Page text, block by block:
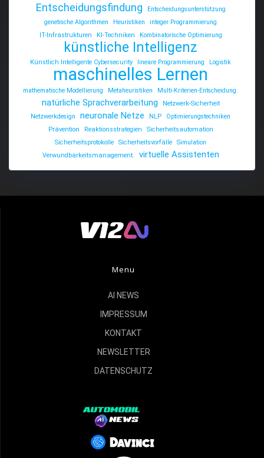
Entscheidungsfindung
Entscheidungsunterstützung
genetische Algorithmen
Heuristiken
integer Programmierung
IT-Infrastrukturen
KI-Techniken Kombinatorische Optimierung
künstliche Intelligenz
Künstlich Intelligente Cybersecurity lineare Programmierung Logistik
maschinelles Lernen
mathematische Modellierung Metaheuristiken Multi-Kriterien-Entscheidung.
natürliche Sprachverarbeitung
Netzwerk-Sicherheit
Netzwerkdesign
neuronale Netze NLP
Optimierungstechniken
Prävention
Reaktionsstrategien
Sicherheitsautomation
Sicherheitsprotokolle
Sicherheitsvorfälle
Simulation
Verwundbarkeitsmanagement.
virtuelle Assistenten
Menu
AI NEWS
IMPRESSUM
KONTAKT
NEWSLETTER
DATENSCHUTZ